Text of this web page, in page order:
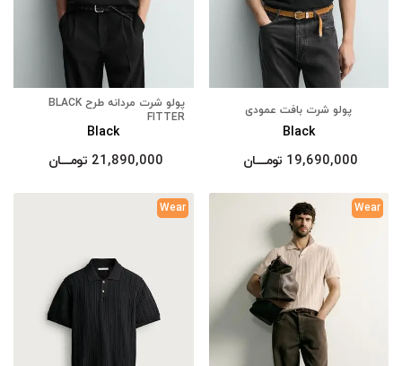
پولو شرت بافت عمودی
Black
19,690,000 تومــــــان
پولو شرت مردانه طرح BLACK
FITTER
Black
21,890,000 تومــــــان
Wear
Wear